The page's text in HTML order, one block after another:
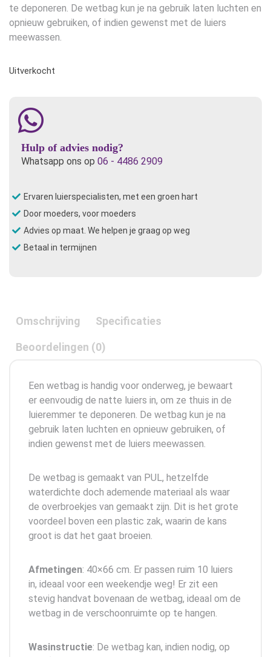
te deponeren. De wetbag kun je na gebruik laten luchten en
opnieuw gebruiken, of indien gewenst met de luiers
meewassen.
Uitverkocht
Hulp of advies nodig?
Whatsapp ons op 06 - 4486 2909
Ervaren luierspecialisten, met een groen hart
Door moeders, voor moeders
Advies op maat. We helpen je graag op weg
Betaal in termijnen
Omschrijving Specificaties
Beoordelingen (0)
Een wetbag is handig voor onderweg, je bewaart
er eenvoudig de natte luiers in, om ze thuis in de
luieremmer te deponeren. De wetbag kun je na
gebruik laten luchten en opnieuw gebruiken, of
indien gewenst met de luiers meewassen.
De wetbag is gemaakt van PUL, hetzelfde
waterdichte doch ademende materiaal als waar
de overbroekjes van gemaakt zijn. Dit is het grote
voordeel boven een plastic zak, waarin de kans
groot is dat het gaat broeien.
Afmetingen: 40×66 cm. Er passen ruim 10 luiers
in, ideaal voor een weekendje weg! Er zit een
stevig handvat bovenaan de wetbag, ideaal om de
wetbag in de verschoonruimte op te hangen.
Wasinstructie: De wetbag kan, indien nodig, op